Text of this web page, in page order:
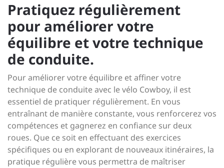
Pratiquez régulièrement
pour améliorer votre
équilibre et votre technique
de conduite.
Pour améliorer votre équilibre et affiner votre
technique de conduite avec le vélo Cowboy, il est
essentiel de pratiquer régulièrement. En vous
entraînant de manière constante, vous renforcerez vos
compétences et gagnerez en confiance sur deux
roues. Que ce soit en effectuant des exercices
spécifiques ou en explorant de nouveaux itinéraires, la
pratique régulière vous permettra de maîtriser